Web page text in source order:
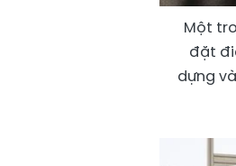
Một
đặt
dựng